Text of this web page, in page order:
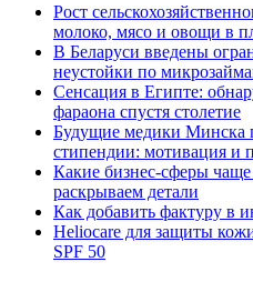
Рост
молоко, мясо и овощи в
В Беларуси введены
неустойки по
Сенсация в Египте:
фараона спустя столетие
Будущие медики Минска
стипендии: мотивация и
Какие бизнес-сферы
раскрываем детали
Как добавить фактуру в
Heliocare для защиты
SPF 50